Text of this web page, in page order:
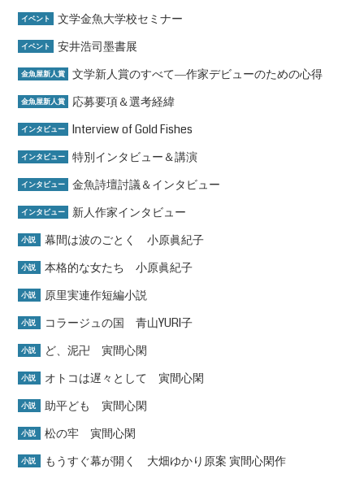
イベント 文学金魚大学校セミナー
イベント 安井浩司墨書展
金魚屋新人賞 文学新人賞のすべて―作家デビューのための心得
金魚屋新人賞 応募要項＆選考経緯
インタビュー Interview of Gold Fishes
インタビュー 特別インタビュー＆講演
インタビュー 金魚詩壇討議＆インタビュー
インタビュー 新人作家インタビュー
小説 幕間は波のごとく 小原眞紀子
小説 本格的な女たち 小原眞紀子
小説 原里実連作短編小説
小説 コラージュの国 青山YURI子
小説 ど、泥卍 寅間心閑
小説 オトコは遅々として 寅間心閑
小説 助平ども 寅間心閑
小説 松の牢 寅間心閑
小説 もうすぐ幕が開く 大畑ゆかり原案 寅間心閑作